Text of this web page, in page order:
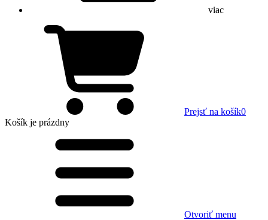
viac
Prejsť na košík0
Košík je prázdny
Otvoriť menu